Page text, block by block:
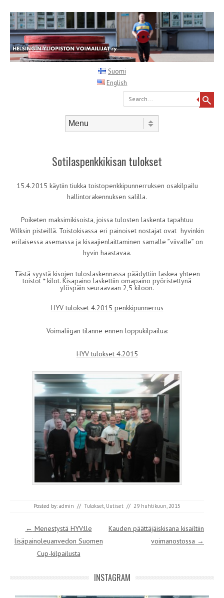
Suomi
English
Search
Sotilaspenkkikisan tulokset
15.4.2015 käytiin tiukka toistopenkkipunnerruksen osakilpailu
hallintorakennuksen salilla.
Poiketen maksimikisoista, joissa tulosten laskenta tapahtuu
Wilksin pisteillä. Toistokisassa eri painoiset nostajat ovat hyvinkin
erilaisessa asemassa ja kisaajienlaittaminen samalle ”viivalle” on
hyvin haastavaa.
Tästä syystä kisojen tuloslaskennassa päädyttiin laskea yhteen
toistot * kilot. Kisapaino laskettiin omapaino pyöristettynä
ylöspäin seuraavaan 2,5 kiloon.
HYV tulokset 4.2015 penkkipunnerrus
Voimaliigan tilanne ennen loppukilpailua:
HYV tulokset 4.2015
Posted by: admin // Tulokset, Uutiset // 29 huhtikuun, 2015
Post navigation
← Menestystä HYV:lle
lisäpainoleuanvedon Suomen
Cup-kilpailusta
Kauden päättäjäiskisana kisailtiin
voimanostossa →
INSTAGRAM